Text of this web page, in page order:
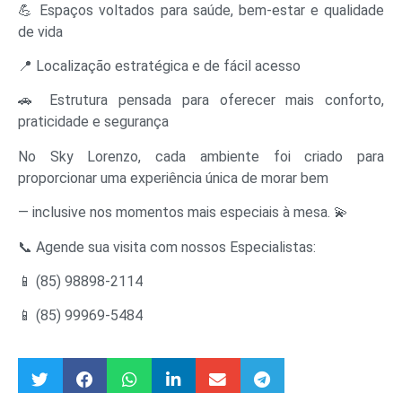
💪 Espaços voltados para saúde, bem-estar e qualidade
de vida
📍 Localização estratégica e de fácil acesso
🚗 Estrutura pensada para oferecer mais conforto,
praticidade e segurança
No Sky Lorenzo, cada ambiente foi criado para
proporcionar uma experiência única de morar bem
— inclusive nos momentos mais especiais à mesa. 💫
📞 Agende sua visita com nossos Especialistas:
📱 (85) 98898-2114
📱 (85) 99969-5484